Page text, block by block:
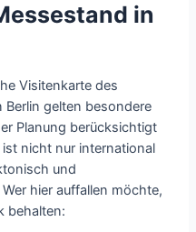
in
Visitenkarte des
gelten besondere
Planung berücksichtigt
nicht nur international
und
hier auffallen möchte,
behalten: